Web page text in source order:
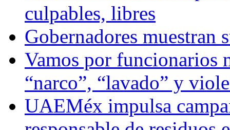
culpables, libres
Gobernadores muestran
Vamos por funcionarios
“narco”, “lavado” y
UAEMéx impulsa